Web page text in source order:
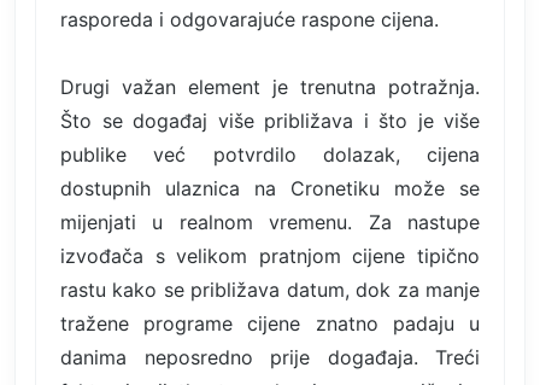
rasporeda i odgovarajuće raspone cijena.
Drugi važan element je trenutna potražnja.
Što se događaj više približava i što je više
publike već potvrdilo dolazak, cijena
dostupnih ulaznica na Cronetiku može se
mijenjati u realnom vremenu. Za nastupe
izvođača s velikom pratnjom cijene tipično
rastu kako se približava datum, dok za manje
tražene programe cijene znatno padaju u
danima neposredno prije događaja. Treći